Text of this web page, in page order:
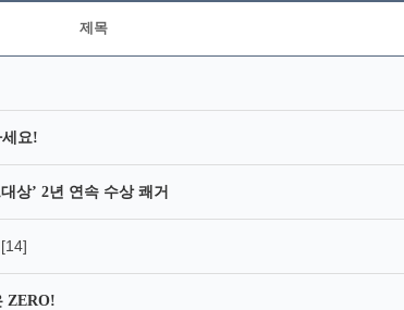
제목
요!
상’ 2년 연속 수상 쾌거
[14]
ZERO!